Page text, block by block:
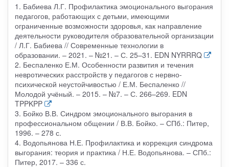
1. Бабиева Л.Г. Профилактика эмоционального выгорания
педагогов, работающих с детьми, имеющими
ограниченные возможности здоровья, как направление
деятельности руководителя образовательной организации
/ Л.Г. Бабиева // Современные технологии в
образовании. – 2021. – №21. – С. 25–31. EDN NYRRRQ
2. Беспаленко Е.М. Особенности развития и течения
невротических расстройств у педагогов с нервно-
психической неустойчивостью / Е.М. Беспаленко //
Молодой учёный. – 2015. – №7. – С. 266–269. EDN
TPPKPP
3. Бойко В.В. Синдром эмоционального выгорания в
профессиональном общении / В.В. Бойко. – СПб.: Питер,
1996. – 278 с.
4. Водопьянова Н.Е. Профилактика и коррекция синдрома
выгорания: теория и практика / Н.Е. Водопьянова. – СПб.:
Питер, 2017. – 336 с.